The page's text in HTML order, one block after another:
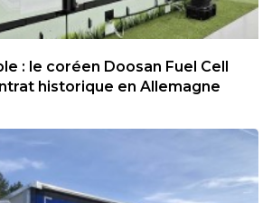
: le coréen Doosan Fuel Cell
historique en Allemagne